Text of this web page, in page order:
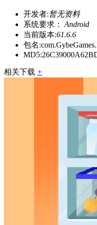
开发者:暂无资料
系统要求：
Android
当前版本:61.6.6
包名:
MD5:
相关下载 +